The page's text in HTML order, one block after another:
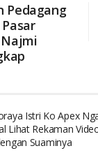
Pedagang
Istri Ko Apex
Lihat Rekaman
Suaminya